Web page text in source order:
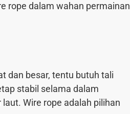
rope dalam wahan permainan
dan besar, tentu butuh tali
stabil selama dalam
Wire rope adalah pilihan